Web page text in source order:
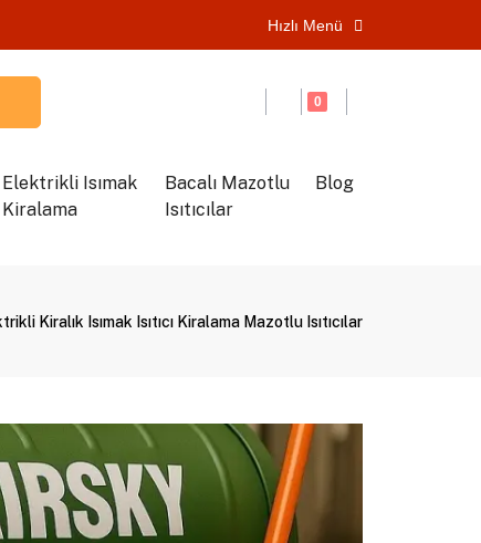
Hızlı Menü
0
Elektrikli Isımak
Kiralama
Bacalı Mazotlu
Isıtıcılar
Blog
Kiralık Isımak Isıtıcı Kiralama Mazotlu Isıtıcılar